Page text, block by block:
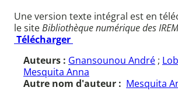
Une version texte intégral est en
le siteBibliothèque numérique des
Télécharger
Auteurs : Gnansounou André ;
Mesquita Anna
Autre nom d'auteur : Mesquita